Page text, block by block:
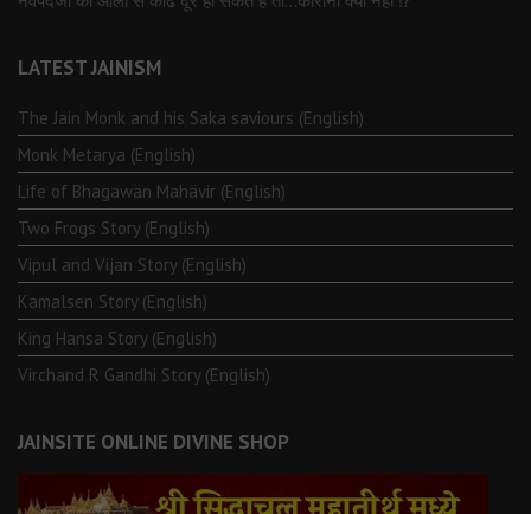
LATEST JAINISM
The Jain Monk and his Saka saviours (English)
Monk Metarya (English)
Life of Bhagawän Mahävir (English)
Two Frogs Story (English)
Vipul and Vijan Story (English)
Kamalsen Story (English)
King Hansa Story (English)
Virchand R Gandhi Story (English)
JAINSITE ONLINE DIVINE SHOP